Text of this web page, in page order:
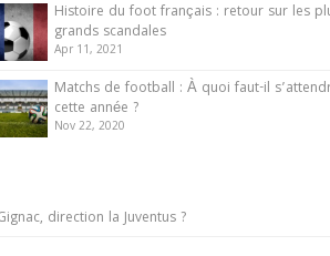
Histoire du foot français : retour sur les
grands scandales
Apr 11, 2021
Matchs de football : À quoi faut-il
cette année ?
Nov 22, 2020
direction la Juventus ?